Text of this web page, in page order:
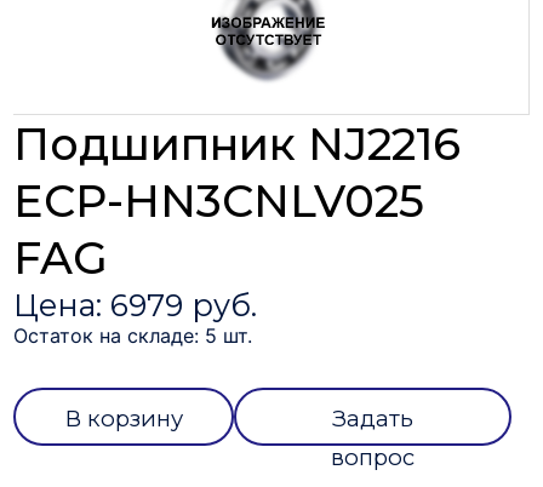
Подшипник NJ2216
ECP-HN3CNLV025
FAG
Цена: 6979 руб.
Остаток на складе: 5 шт.
В корзину
Задать
вопрос